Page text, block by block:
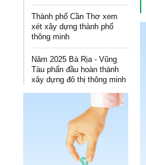
Thành phố Cần Thơ xem
xét xây dựng thành phố
thông minh
Năm 2025 Bà Rịa - Vũng
Tàu phấn đầu hoàn thành
xây dựng đô thị thông minh